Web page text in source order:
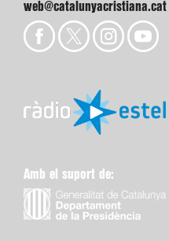
web@catalunyacristiana.cat
Amb el suport de: